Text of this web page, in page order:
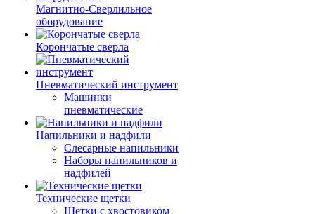
Магнитно-Сверлильное
оборудование
Корончатые сверла
Пневматический инструмент
Машинки
пневматические
Напильники и надфили
Слесарные напильники
Наборы напильников и
надфилей
Технические щетки
Щетки с хвостовиком